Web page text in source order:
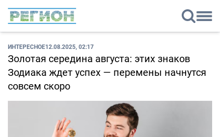
ИНТЕРЕСНОЕ12.08.2025, 02:17
Золотая середина августа: этих знаков
Зодиака ждет успех — перемены начнутся
совсем скоро